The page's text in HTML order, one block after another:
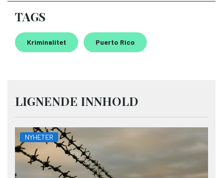
TAGS
Kriminalitet Puerto Rico
LIGNENDE INNHOLD
NYHETER